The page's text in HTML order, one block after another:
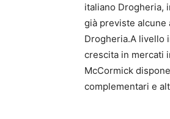
italiano Drogheria,
già previste
Drogheria.A livello
crescita in mercati
McCormick
complementari e